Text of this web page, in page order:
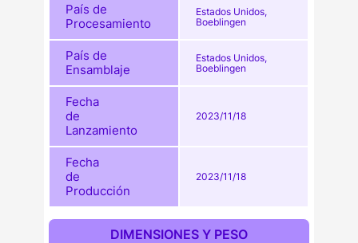
País de
Procesamiento
Estados Unidos,
Boeblingen
País de
Ensamblaje
Estados Unidos,
Boeblingen
Fecha
de
Lanzamiento
2023/11/18
Fecha
de
Producción
2023/11/18
DIMENSIONES Y PESO